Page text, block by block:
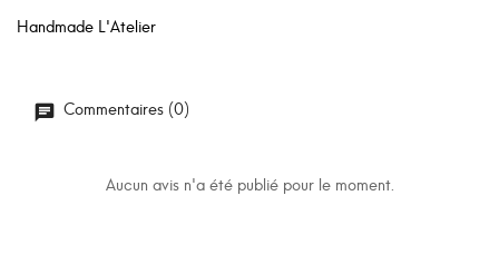
Handmade L'Atelier
Commentaires (0)
Aucun avis n'a été publié pour le moment.